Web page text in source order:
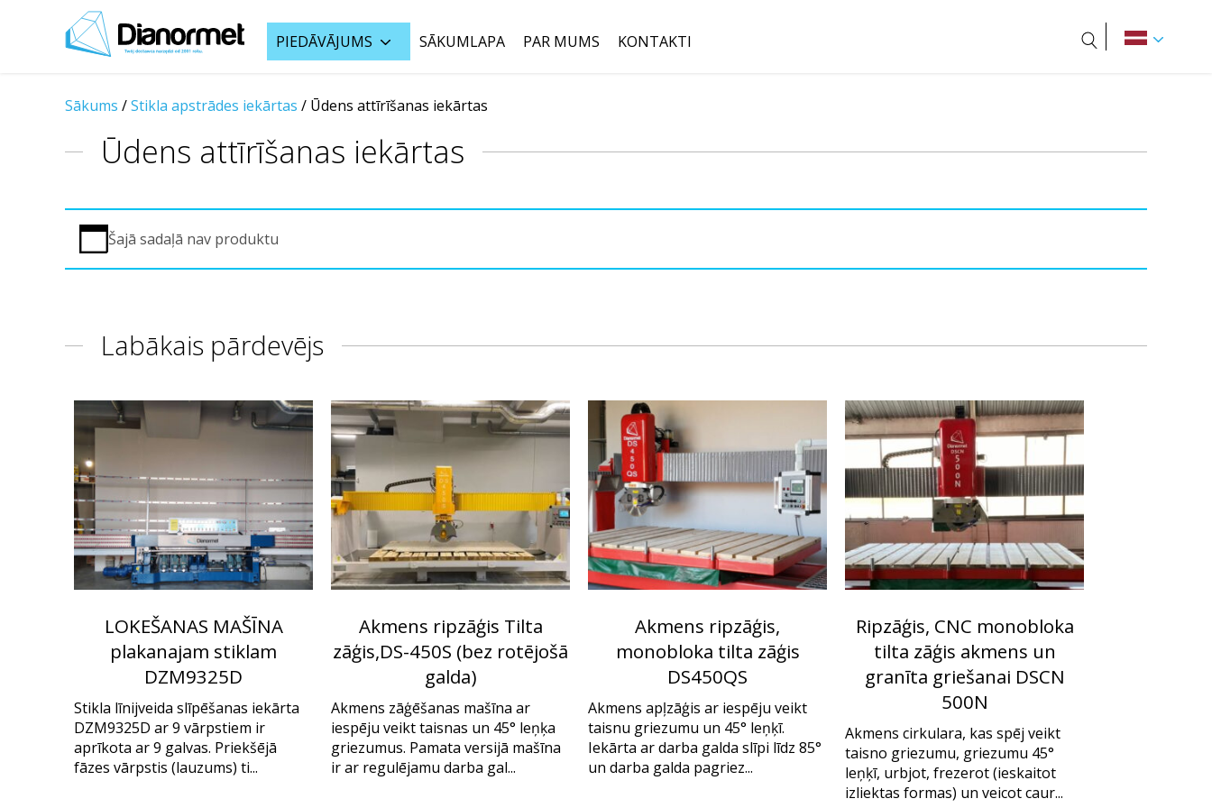
PIEDĀVĀJUMS SĀKUMLAPA PAR MUMS KONTAKTI
Sākums /Stikla apstrādes iekārtas / Ūdens attīrīšanas iekārtas
Ūdens attīrīšanas iekārtas
Šajā sadaļā nav produktu
Labākais pārdevējs
LOKEŠANAS MAŠĪNA
plakanajam stiklam
DZM9325D
Stikla līnijveida slīpēšanas iekārta
DZM9325D ar 9 vārpstiem ir
aprīkota ar 9 galvas. Priekšējā
fāzes vārpstis (lauzums) ti...
Akmens ripzāģis Tilta
zāģis,DS-450S (bez rotējošā
galda)
Akmens zāģēšanas mašīna ar
iespēju veikt taisnas un 45° leņķa
griezumus. Pamata versijā mašīna
ir ar regulējamu darba gal...
Akmens ripzāģis,
monobloka tilta zāģis
DS450QS
Akmens apļzāģis ar iespēju veikt
taisnu griezumu un 45° leņķī.
Iekārta ar darba galda slīpi līdz 85°
un darba galda pagriez...
Ripzāģis, CNC monobloka
tilta zāģis akmens un
granīta griešanai DSCN
500N
Akmens cirkulara, kas spēj veikt
taisno griezumu, griezumu 45°
leņķī, urbjot, frezerot (ieskaitot
izliektas formas) un veicot caur...